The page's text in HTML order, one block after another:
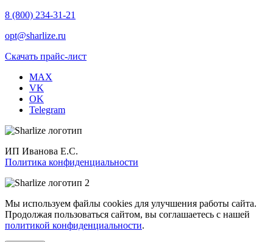
8 (800) 234-31-21
opt@sharlize.ru
Скачать прайс-лист
MAX
VK
OK
Telegram
ИП Иванова Е.С.
Политика конфиденциальности
Мы используем файлы cookies для улучшения работы сайта.
Продолжая пользоваться сайтом, вы соглашаетесь с нашей
политикой конфиденциальности.